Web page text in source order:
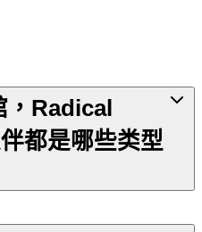
，Radical
都是哪些类型